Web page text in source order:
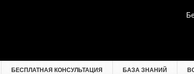
БЕСПЛАТНАЯ КОНСУЛЬТАЦИЯ БАЗА ЗНАНИЙ